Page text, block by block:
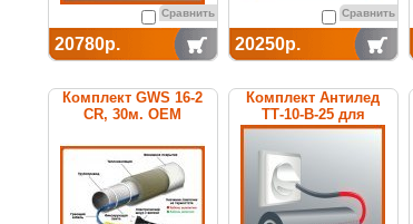
Сравнить
20780р.
Сравнить
20250р.
Комплект GWS 16-2
CR, 30м. ОЕМ
Комплект Антилед
ТТ-10-В-25 для
обогрева труб